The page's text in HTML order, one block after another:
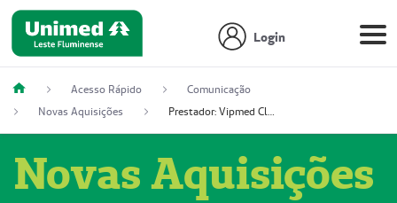
Login
Acesso Rápido
Comunicação
Novas Aquisições
Prestador: Vipmed Clínica Geral Ltda, 51004349-0 (Nome Fantasia: Policlínica Master)
Novas Aquisições